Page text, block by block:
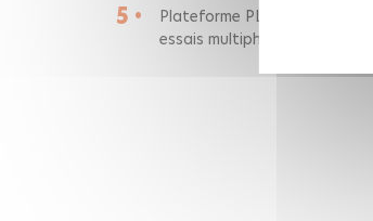
5 •
Plateforme PLATINE :
essais multiphysiques